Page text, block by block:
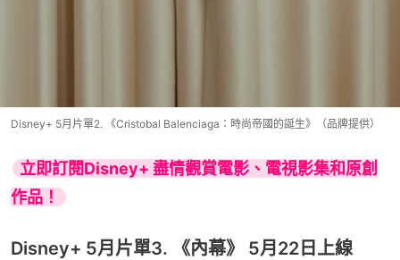
Disney+ 5月片單2. 《Cristobal Balenciaga：時尚帝國的誕生》（品牌提供）
立即訂閱Disney+ 盡情觀賞電影、電視影集和原創
作品！
Disney+ 5月片單3. 《內幕》 5月22日上線